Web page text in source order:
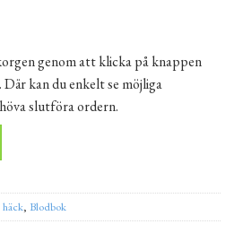
genom att klicka på knappen
Där kan du enkelt se möjliga
slutföra ordern.
2-3L mängd
häck, Blodbok